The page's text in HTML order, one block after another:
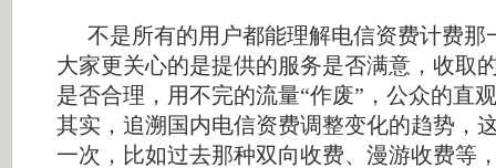
不是所有的用户都能理解电信资费计费那
大家更关心的是提供的服务是否满意，收取
是否合理，用不完的流量“作废”，公众的直
其实，追溯国内电信资费调整变化的趋势，
一次，比如过去那种双向收费、漫游收费等